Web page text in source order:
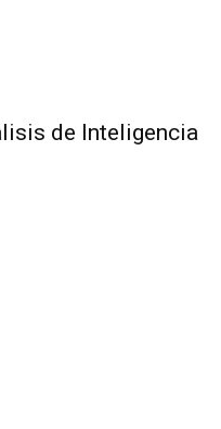
de Inteligencia